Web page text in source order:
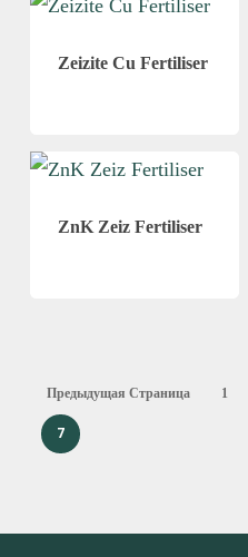
Zeizite Cu Fertiliser
ZnK Zeiz Fertiliser
Предыдущая Страница 1
7